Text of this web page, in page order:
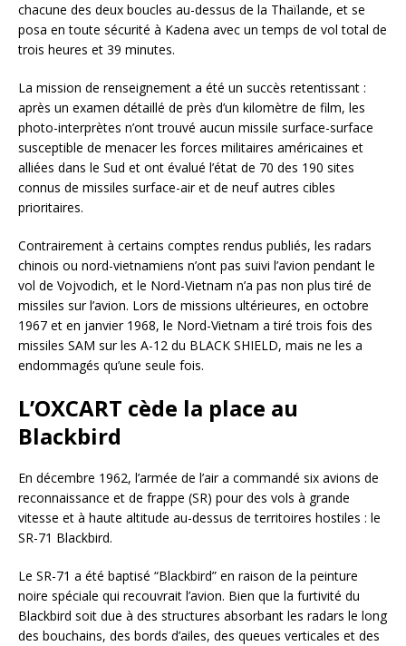
chacune des deux boucles au-dessus de la Thaïlande, et se
posa en toute sécurité à Kadena avec un temps de vol total de
trois heures et 39 minutes.
La mission de renseignement a été un succès retentissant :
après un examen détaillé de près d’un kilomètre de film, les
photo-interprètes n’ont trouvé aucun missile surface-surface
susceptible de menacer les forces militaires américaines et
alliées dans le Sud et ont évalué l’état de 70 des 190 sites
connus de missiles surface-air et de neuf autres cibles
prioritaires.
Contrairement à certains comptes rendus publiés, les radars
chinois ou nord-vietnamiens n’ont pas suivi l’avion pendant le
vol de Vojvodich, et le Nord-Vietnam n’a pas non plus tiré de
missiles sur l’avion. Lors de missions ultérieures, en octobre
1967 et en janvier 1968, le Nord-Vietnam a tiré trois fois des
missiles SAM sur les A-12 du BLACK SHIELD, mais ne les a
endommagés qu’une seule fois.
L’OXCART cède la place au
Blackbird
En décembre 1962, l’armée de l’air a commandé six avions de
reconnaissance et de frappe (SR) pour des vols à grande
vitesse et à haute altitude au-dessus de territoires hostiles : le
SR-71 Blackbird.
Le SR-71 a été baptisé “Blackbird” en raison de la peinture
noire spéciale qui recouvrait l’avion. Bien que la furtivité du
Blackbird soit due à des structures absorbant les radars le long
des bouchains, des bords d’ailes, des queues verticales et des